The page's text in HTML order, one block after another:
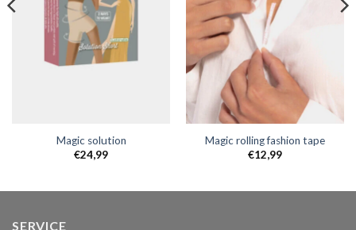
Magic solution
€24,99
Magic rolling fashion tape
€12,99
SERVICE